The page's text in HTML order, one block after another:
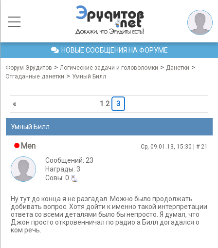
НОВЫЕ СООБЩЕНИЯ НА ФОРУМЕ
Форум Эрудитов > Логические задачи и головоломки > Данетки >
Отгаданные данетки > Умный Билл
« 1 2 3
Умный Билл
Men Ср, 09.01.13, 15:30 | # 21
Сообщений: 23
Награды: 3
Cовы: 0
Ну тут до конца я не разгадал. Можно было продолжать
добивать вопрос. Хотя дойти к именно такой интерпретации
ответа со всеми деталями было бы непросто. Я думал, что
Джон просто откровенничал по радио а Билл догадался о
ком речь.